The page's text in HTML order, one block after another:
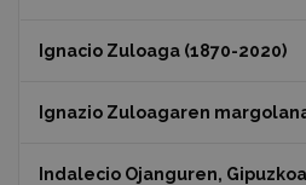
Ignacio Zuloaga (1870-2020)
Ignazio Zuloagaren
Indalecio Ojanguren,